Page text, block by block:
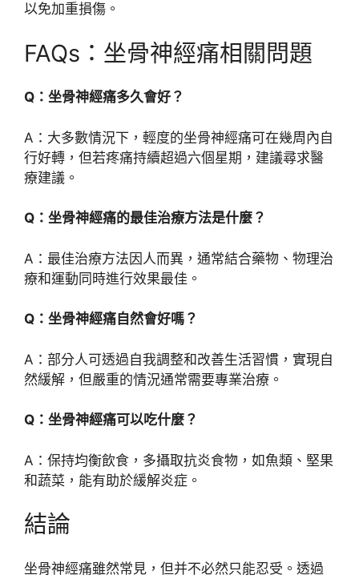
以免加重損傷。
FAQs：坐骨神經痛相關問題
Q：坐骨神經痛多久會好？
A：大多數情況下，輕度的坐骨神經痛可在幾周內自
行好轉，但若疼痛持續超過六個星期，建議尋求醫
療建議。
Q：坐骨神經痛的最佳治療方法是什麼？
A：最佳治療方法因人而異，通常結合藥物、物理治
療和運動同時進行效果最佳。
Q：坐骨神經痛自然會好嗎？
A：部分人可透過自我調整和改善生活習慣，實現自
然緩解，但嚴重的情況通常需要專業治療。
Q：坐骨神經痛可以吃什麼？
A：保持均衡飲食，多攝取抗炎食物，如魚類、堅果
和蔬菜，能有助於緩解炎症。
結論
坐骨神經痛雖然常見，但并不必然只能忍受。透過